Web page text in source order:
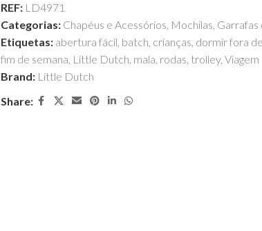
REF: LD4971
Categorias: Chapéus e Acessórios, Mochilas,
Etiquetas: abertura fácil, batch, crianças, dormir fora
fim de semana, Little Dutch, mala, rodas, trolley, Viagem
Brand: Little Dutch
Share: